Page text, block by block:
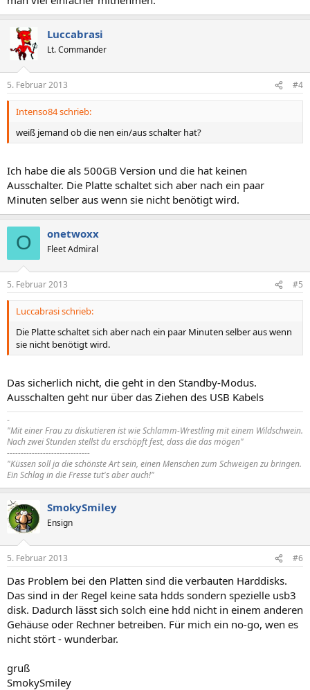
Luccabrasi
Lt. Commander
5. Februar 2013 #4
Intenso84 schrieb:
weiß jemand ob die nen ein/aus schalter hat?
Ich habe die als 500GB Version und die hat keinen
Ausschalter. Die Platte schaltet sich aber nach ein paar
Minuten selber aus wenn sie nicht benötigt wird.
O onetwoxx
Fleet Admiral
5. Februar 2013 #5
Luccabrasi schrieb:
Die Platte schaltet sich aber nach ein paar Minuten selber aus wenn
sie nicht benötigt wird.
Das sicherlich nicht, die geht in den Standby-Modus.
Ausschalten geht nur über das Ziehen des USB Kabels
-
"Mit einer Frau zu diskutieren ist wie Schlamm-Wrestling mit einem Wildschwein.
Nach zwei Stunden stellst du erschöpft fest, dass die das mögen"
------------------------------
"Küssen soll ja die schönste Art sein, einen Menschen zum Schweigen zu bringen.
Ein Schlag in die Fresse tut's aber auch!"
SmokySmiley
Ensign
5. Februar 2013 #6
Das Problem bei den Platten sind die verbauten Harddisks.
Das sind in der Regel keine sata hdds sondern spezielle usb3
disk. Dadurch lässt sich solch eine hdd nicht in einem anderen
Gehäuse oder Rechner betreiben. Für mich ein no-go, wen es
nicht stört - wunderbar.
gruß
SmokySmiley